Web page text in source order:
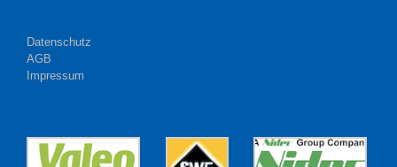
Datenschutz
AGB
Impressum